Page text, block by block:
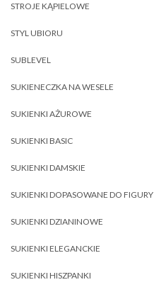
STROJE KĄPIELOWE
STYL UBIORU
SUBLEVEL
SUKIENECZKA NA WESELE
SUKIENKI AŻUROWE
SUKIENKI BASIC
SUKIENKI DAMSKIE
SUKIENKI DOPASOWANE DO FIGURY
SUKIENKI DZIANINOWE
SUKIENKI ELEGANCKIE
SUKIENKI HISZPANKI